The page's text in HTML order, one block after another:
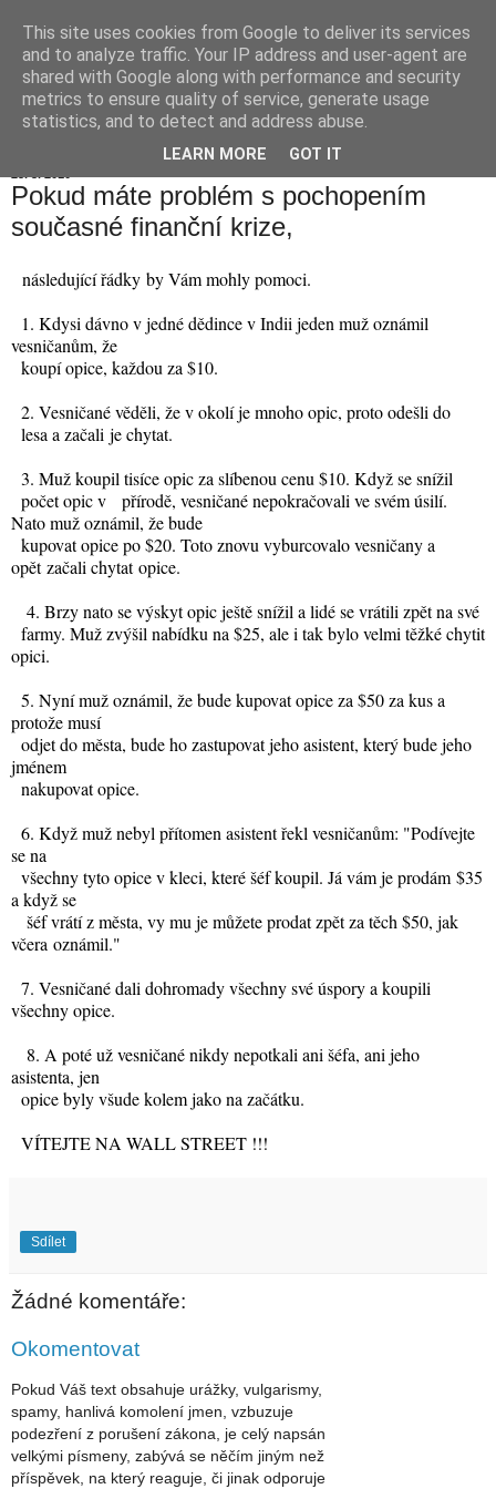
Hranické listy
Pokud máte problém s pochopením
současné finanční krize,
následující řádky by Vám mohly pomoci.
1. Kdysi dávno v jedné dědince v Indii jeden muž oznámil
vesničanům, že
koupí opice, každou za $10.
2. Vesničané věděli, že v okolí je mnoho opic, proto odešli do
lesa a začali je chytat.
3. Muž koupil tisíce opic za slíbenou cenu $10. Když se snížil
počet opic v přírodě, vesničané nepokračovali ve svém úsilí.
Nato muž oznámil, že bude
kupovat opice po $20. Toto znovu vyburcovalo vesničany a
opět začali chytat opice.
4. Brzy nato se výskyt opic ještě snížil a lidé se vrátili zpět na své
farmy. Muž zvýšil nabídku na $25, ale i tak bylo velmi těžké chytit
opici.
5. Nyní muž oznámil, že bude kupovat opice za $50 za kus a
protože musí
odjet do města, bude ho zastupovat jeho asistent, který bude jeho
jménem
nakupovat opice.
6. Když muž nebyl přítomen asistent řekl vesničanům: "Podívejte
se na
všechny tyto opice v kleci, které šéf koupil. Já vám je prodám $35
a když se
šéf vrátí z města, vy mu je můžete prodat zpět za těch $50, jak
včera oznámil."
7. Vesničané dali dohromady všechny své úspory a koupili
všechny opice.
8. A poté už vesničané nikdy nepotkali ani šéfa, ani jeho
asistenta, jen
opice byly všude kolem jako na začátku.
VÍTEJTE NA WALL STREET !!!
Sdílet
Žádné komentáře:
Okomentovat
Pokud Váš text obsahuje urážky, vulgarismy,
spamy, hanlivá komolení jmen, vzbuzuje
podezření z porušení zákona, je celý napsán
velkými písmeny, zabývá se něčím jiným než
příspěvek, na který reaguje, či jinak odporuje
This site uses cookies from Google to deliver its services
and to analyze traffic. Your IP address and user-agent are
shared with Google along with performance and security
metrics to ensure quality of service, generate usage
statistics, and to detect and address abuse.
LEARN MORE GOT IT